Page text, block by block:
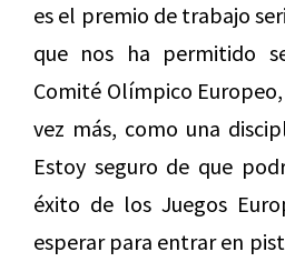
es el premio de trabajo
que nos ha permitido
Comité Olímpico
vez más, como una
Estoy seguro de que
éxito de los Juegos
esperar para entrar en